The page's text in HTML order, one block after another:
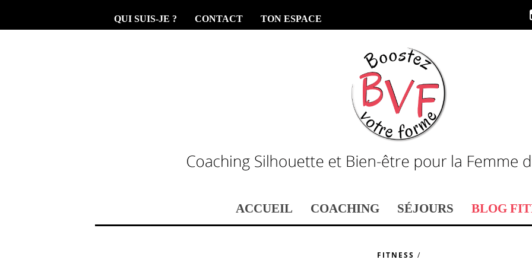
QUI SUIS-JE ? CONTACT TON ESPACE
ACCUEIL COACHING SÉJOURS BLOG
FITNESS /